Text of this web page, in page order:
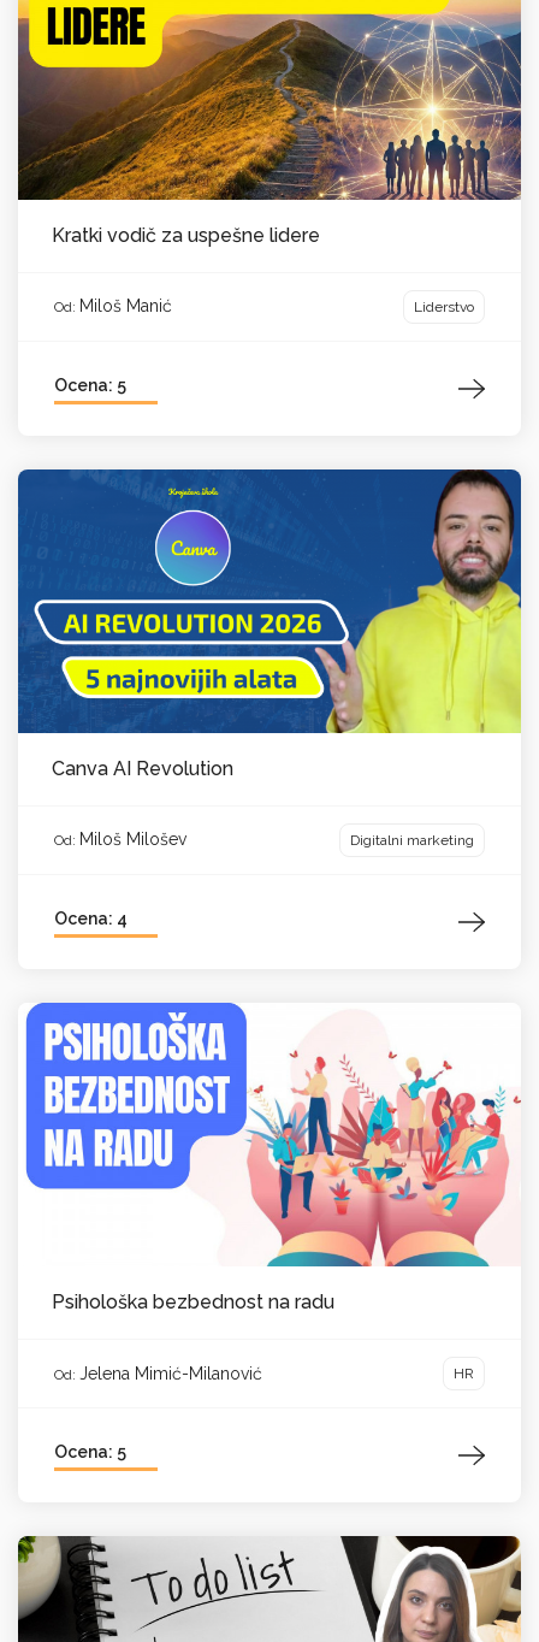
Kratki vodič za uspešne lidere
Od: Miloš Manić Liderstvo
Ocena: 5
Canva AI Revolution
Od: Miloš Milošev Digitalni marketing
Ocena: 4
Psihološka bezbednost na radu
Od: Jelena Mimić-Milanović HR
Ocena: 5